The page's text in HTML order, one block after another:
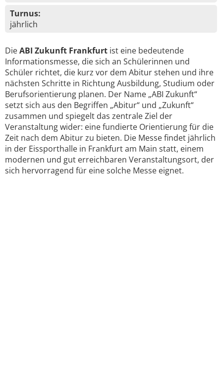
Turnus:
jährlich
DieABI Zukunft Frankfurt ist eine bedeutende
Informationsmesse, die sich an Schülerinnen und
Schüler richtet, die kurz vor dem Abitur stehen und ihre
nächsten Schritte in Richtung Ausbildung, Studium oder
Berufsorientierung planen. Der Name „ABI Zukunft“
setzt sich aus den Begriffen „Abitur“ und „Zukunft“
zusammen und spiegelt das zentrale Ziel der
Veranstaltung wider: eine fundierte Orientierung für die
Zeit nach dem Abitur zu bieten. Die Messe findet jährlich
in der Eissporthalle in Frankfurt am Main statt, einem
modernen und gut erreichbaren Veranstaltungsort, der
sich hervorragend für eine solche Messe eignet.